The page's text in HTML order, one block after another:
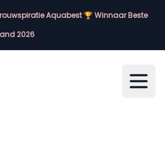
Aquabest 🏆 Winnaar Beste
2026